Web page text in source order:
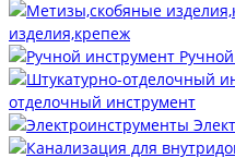
изделия,крепеж
отделочный инструмент